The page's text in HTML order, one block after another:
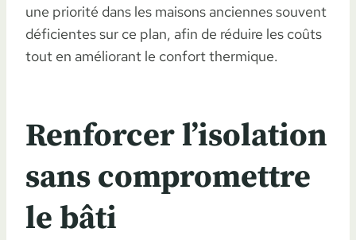
une priorité dans les maisons anciennes souvent
déficientes sur ce plan, afin de réduire les coûts
tout en améliorant le confort thermique.
Renforcer l’isolation
sans compromettre
le bâti